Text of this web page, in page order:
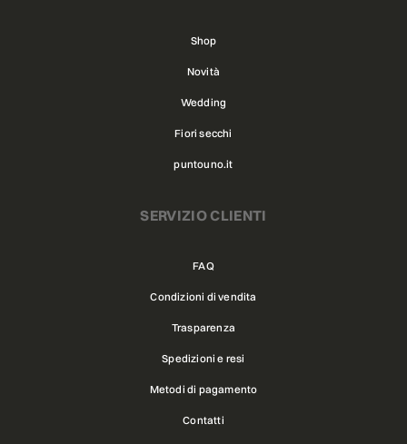
Shop
Novità
Wedding
Fiori secchi
puntouno.it
SERVIZIO CLIENTI
FAQ
Condizioni di vendita
Trasparenza
Spedizioni e resi
Metodi di pagamento
Contatti